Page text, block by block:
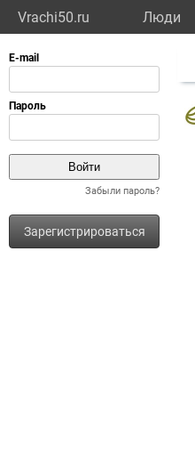
Vrachi50.ru Люди
Забыли пароль?
Зарегистрироваться